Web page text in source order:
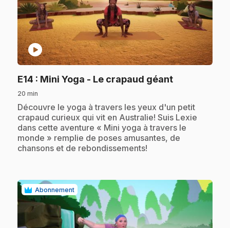
play_circle
E14 : Mini Yoga - Le crapaud géant.
20 min
.Découvre le yoga à travers les yeux d'un petit
crapaud curieux qui vit en Australie! Suis Lexie
dans cette aventure « Mini yoga à travers le
monde » remplie de poses amusantes, de
chansons et de rebondissements!
Abonnement